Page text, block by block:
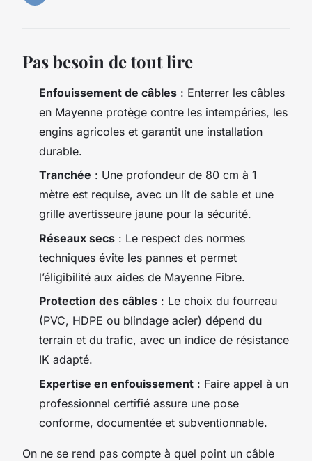
Pas besoin de tout lire
Enfouissement de câbles : Enterrer les câbles
en Mayenne protège contre les intempéries, les
engins agricoles et garantit une installation
durable.
Tranchée : Une profondeur de 80 cm à 1
mètre est requise, avec un lit de sable et une
grille avertisseure jaune pour la sécurité.
Réseaux secs : Le respect des normes
techniques évite les pannes et permet
l’éligibilité aux aides de Mayenne Fibre.
Protection des câbles : Le choix du fourreau
(PVC, HDPE ou blindage acier) dépend du
terrain et du trafic, avec un indice de résistance
IK adapté.
Expertise en enfouissement : Faire appel à un
professionnel certifié assure une pose
conforme, documentée et subventionnable.
On ne se rend pas compte à quel point un câble